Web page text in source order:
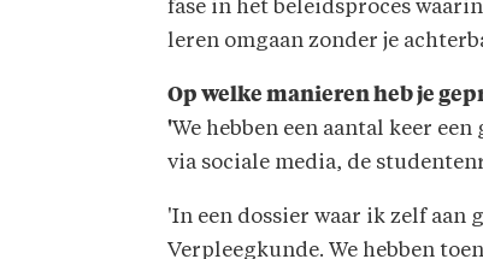
fase in het beleidsproces
leren omgaan zonder je
Op welke manieren heb je
'We hebben een aantal keer
via sociale media, de
'In een dossier waar ik zelf aan
Verpleegkunde. We hebben